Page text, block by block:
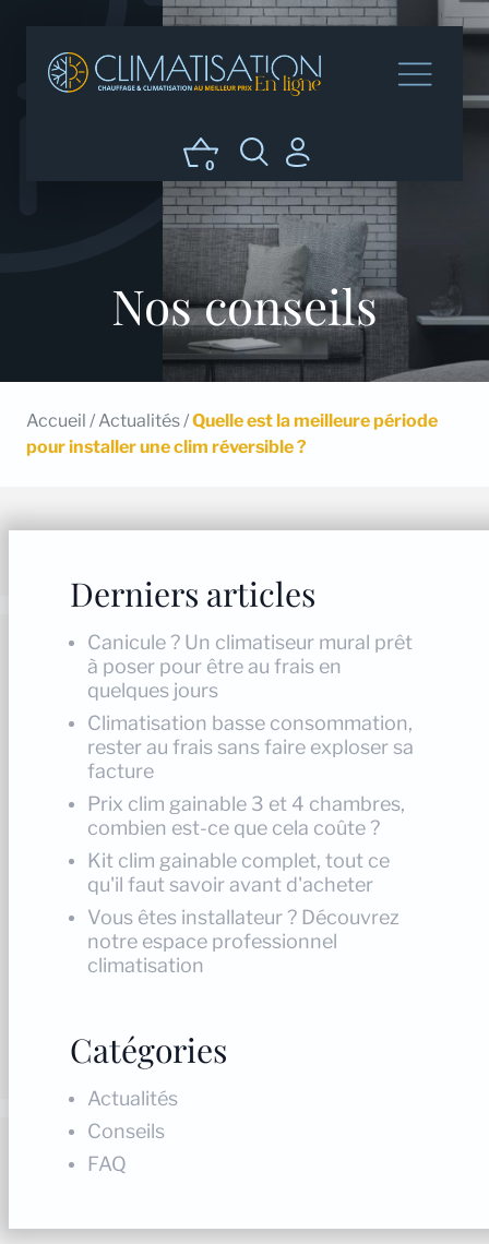
0
Nos conseils
Accueil / Actualités/Quelle est la meilleure période
pour installer une clim réversible ?
Derniers articles
Canicule ? Un climatiseur mural prêt
à poser pour être au frais en
quelques jours
Climatisation basse consommation,
rester au frais sans faire exploser sa
facture
Prix clim gainable 3 et 4 chambres,
combien est-ce que cela coûte ?
Kit clim gainable complet, tout ce
qu'il faut savoir avant d'acheter
Vous êtes installateur ? Découvrez
notre espace professionnel
climatisation
Catégories
Actualités
Conseils
FAQ